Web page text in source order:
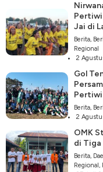
Pertiwi
Jai di
Berita,
Regional
2
Gol
Pertiwi
Berita,
2
OMK
di Tiga
Berita,
Regional,